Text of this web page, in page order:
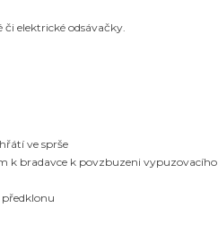
elektrické odsávačky.
ve sprše
k bradavce k povzbuzeni vypuzovacího